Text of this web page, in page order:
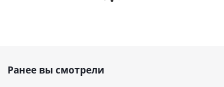
Ранее вы смотрели